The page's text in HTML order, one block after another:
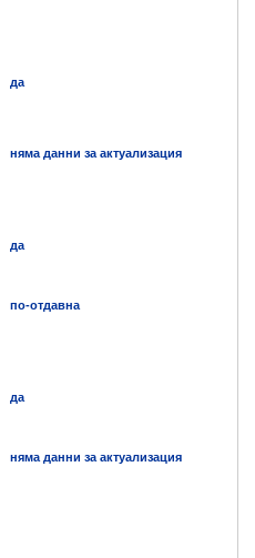
да
няма данни за актуализация
да
по-отдавна
да
няма данни за актуализация